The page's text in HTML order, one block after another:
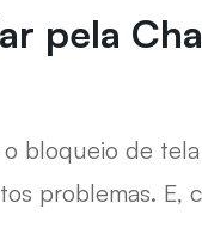
pela
bloqueio de
problemas. E,